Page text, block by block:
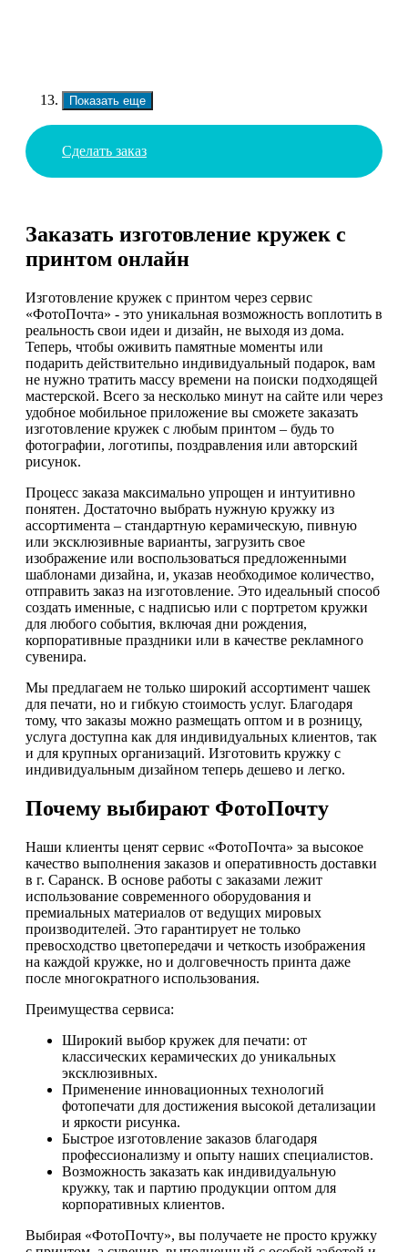
Показать еще
Сделать заказ
Заказать изготовление кружек с
принтом онлайн
Изготовление кружек с принтом через сервис
«ФотоПочта» - это уникальная возможность воплотить в
реальность свои идеи и дизайн, не выходя из дома.
Теперь, чтобы оживить памятные моменты или
подарить действительно индивидуальный подарок, вам
не нужно тратить массу времени на поиски подходящей
мастерской. Всего за несколько минут на сайте или через
удобное мобильное приложение вы сможете заказать
изготовление кружек с любым принтом – будь то
фотографии, логотипы, поздравления или авторский
рисунок.
Процесс заказа максимально упрощен и интуитивно
понятен. Достаточно выбрать нужную кружку из
ассортимента – стандартную керамическую, пивную
или эксклюзивные варианты, загрузить свое
изображение или воспользоваться предложенными
шаблонами дизайна, и, указав необходимое количество,
отправить заказ на изготовление. Это идеальный способ
создать именные, с надписью или с портретом кружки
для любого события, включая дни рождения,
корпоративные праздники или в качестве рекламного
сувенира.
Мы предлагаем не только широкий ассортимент чашек
для печати, но и гибкую стоимость услуг. Благодаря
тому, что заказы можно размещать оптом и в розницу,
услуга доступна как для индивидуальных клиентов, так
и для крупных организаций. Изготовить кружку с
индивидуальным дизайном теперь дешево и легко.
Почему выбирают ФотоПочту
Наши клиенты ценят сервис «ФотоПочта» за высокое
качество выполнения заказов и оперативность доставки
в г. Саранск. В основе работы с заказами лежит
использование современного оборудования и
премиальных материалов от ведущих мировых
производителей. Это гарантирует не только
превосходство цветопередачи и четкость изображения
на каждой кружке, но и долговечность принта даже
после многократного использования.
Преимущества сервиса:
Широкий выбор кружек для печати: от
классических керамических до уникальных
эксклюзивных.
Применение инновационных технологий
фотопечати для достижения высокой детализации
и яркости рисунка.
Быстрое изготовление заказов благодаря
профессионализму и опыту наших специалистов.
Возможность заказать как индивидуальную
кружку, так и партию продукции оптом для
корпоративных клиентов.
Выбирая «ФотоПочту», вы получаете не просто кружку